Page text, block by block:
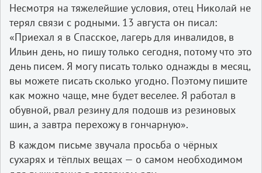
Несмотря на тяжелейшие условия, отец Николай не
терял связи с родными. 13 августа он писал:
«Приехал я в Спасское, лагерь для инвалидов, в
Ильин день, но пишу только сегодня, потому что это
день писем. Я могу писать только однажды в месяц,
вы можете писать сколько угодно. Поэтому пишите
как можно чаще, мне будет веселее. Я работал в
обувной, рвал резину для подошв из резиновых
шин, а завтра перехожу в гончарную».
В каждом письме звучала просьба о чёрных
сухарях и тёплых вещах — о самом необходимом